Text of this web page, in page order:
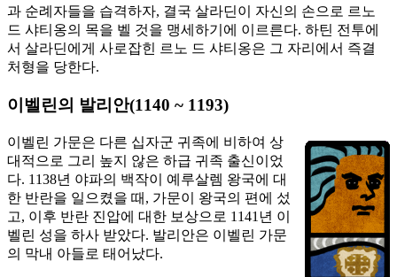
과 순례자들을 습격하자, 결국 살라딘이 자신의 손으로 르노
드 샤티옹의 목을 벨 것을 맹세하기에 이르른다. 하틴 전투에
서 살라딘에게 사로잡힌 르노 드 샤티옹은 그 자리에서 즉결
처형을 당한다.
이벨린의 발리안(1140 ~ 1193)
이벨린 가문은 다른 십자군 귀족에 비하여 상
대적으로 그리 높지 않은 하급 귀족 출신이었
다. 1138년 야파의 백작이 예루살렘 왕국에 대
한 반란을 일으켰을 때, 가문이 왕국의 편에 섰
고, 이후 반란 진압에 대한 보상으로 1141년 이
벨린 성을 하사 받았다. 발리안은 이벨린 가문
의 막내 아들로 태어났다.